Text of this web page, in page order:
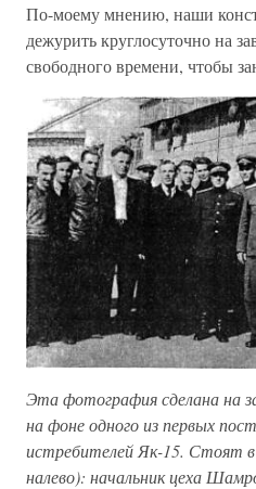
По-моему мнению, наши
дежурить круглосуточно на
свободного времени, чтобы
Эта фотография сделана на
на фоне одного из первых
истребителей Як-15. Стоят в
налево): начальник цеха